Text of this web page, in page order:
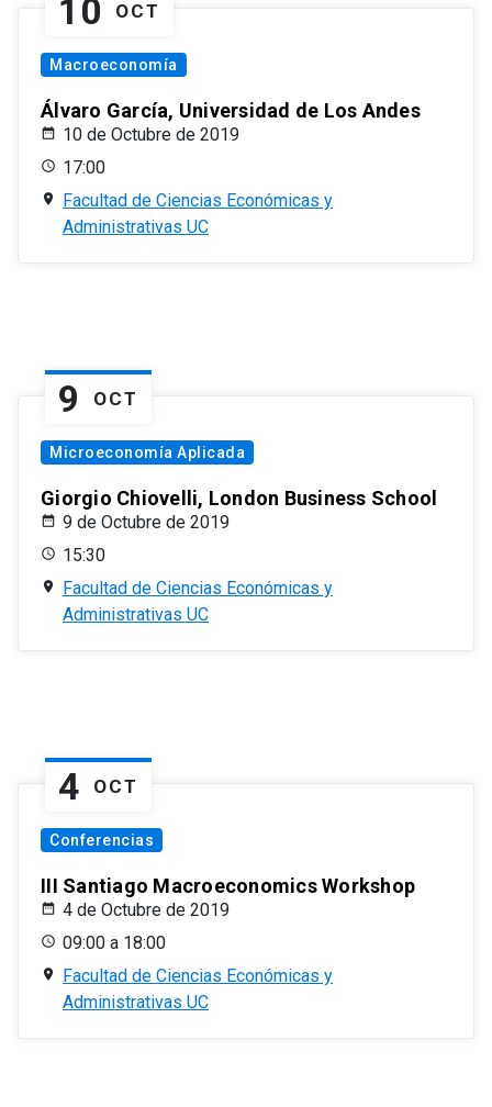
10 OCT
Macroeconomía
Álvaro García, Universidad de Los Andes
10 de Octubre de 2019
17:00
Facultad de Ciencias Económicas y
Administrativas UC
9 OCT
Microeconomía Aplicada
Giorgio Chiovelli, London Business School
9 de Octubre de 2019
15:30
Facultad de Ciencias Económicas y
Administrativas UC
4 OCT
Conferencias
III Santiago Macroeconomics Workshop
4 de Octubre de 2019
09:00 a 18:00
Facultad de Ciencias Económicas y
Administrativas UC